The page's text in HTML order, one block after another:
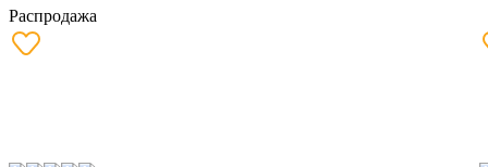
Распродажа